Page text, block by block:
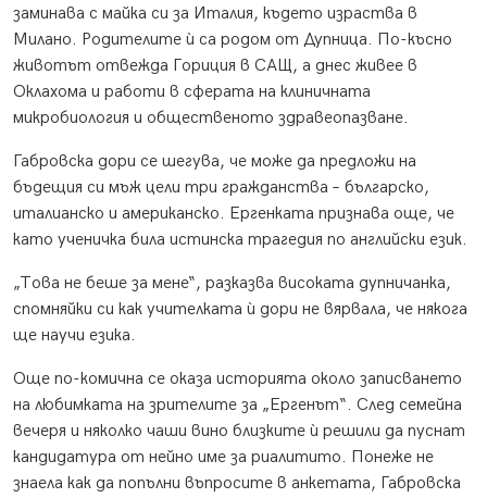
заминава с майка си за Италия, където израства в
Милано. Родителите ѝ са родом от Дупница. По-късно
животът отвежда Гориция в САЩ, а днес живее в
Оклахома и работи в сферата на клиничната
микробиология и общественото здравеопазване.
Габровска дори се шегува, че може да предложи на
бъдещия си мъж цели три гражданства – българско,
италианско и американско. Ергенката признава още, че
като ученичка била истинска трагедия по английски език.
„Това не беше за мене“, разказва високата дупничанка,
спомняйки си как учителката ѝ дори не вярвала, че някога
ще научи езика.
Още по-комична се оказа историята около записването
на любимката на зрителите за „Ергенът“. След семейна
вечеря и няколко чаши вино близките ѝ решили да пуснат
кандидатура от нейно име за риалитито. Понеже не
знаела как да попълни въпросите в анкетата, Габровска